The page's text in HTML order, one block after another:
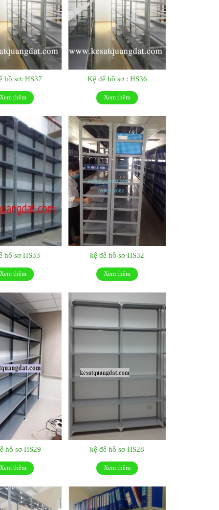
hồ sơ: HS37
Xem thêm
Kệ để hồ sơ : HS36
Xem thêm
hồ sơ HS33
Xem thêm
kệ để hồ sơ HS32
Xem thêm
hồ sơ HS29
Xem thêm
kệ để hồ sơ HS28
Xem thêm